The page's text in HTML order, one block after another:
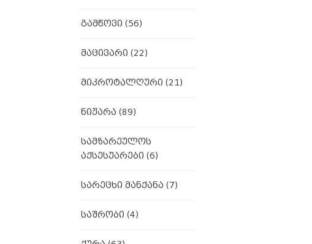
გამწოვი (56)
მაცივარი (22)
მიკროტალღური (21)
ნიჟარა (89)
სამზარეულოს
აქსესუარები (6)
სარეცხი მანქანა (7)
საშრობი (4)